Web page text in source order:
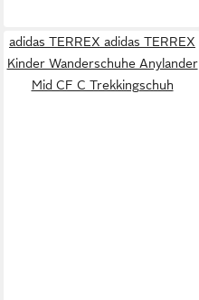
adidas TERREX adidas TERREX
Kinder Wanderschuhe Anylander
Mid CF C Trekkingschuh